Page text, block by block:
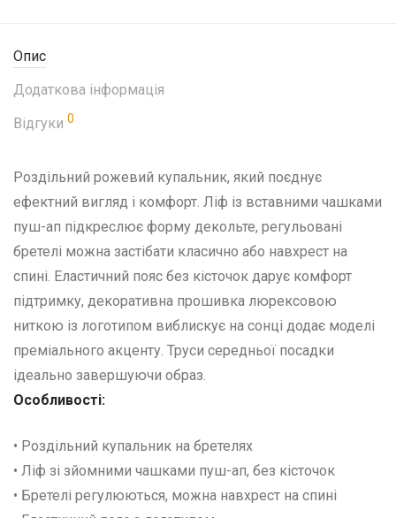
Опис
Додаткова інформація
Відгуки 0
Роздільний рожевий купальник, який поєднує
ефектний вигляд і комфорт. Ліф із вставними чашками
пуш-ап підкреслює форму декольте, регульовані
бретелі можна застібати класично або навхрест на
спині. Еластичний пояс без кісточок дарує комфорт
підтримку, декоративна прошивка люрексовою
ниткою із логотипом виблискує на сонці додає моделі
преміального акценту. Труси середньої посадки
ідеально завершуючи образ.
Особливості:
• Роздільний купальник на бретелях
• Ліф зі зйомними чашками пуш-ап, без кісточок
• Бретелі регулюються, можна навхрест на спині